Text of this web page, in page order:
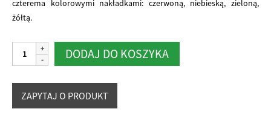
czterema kolorowymi nakładkami: czerwoną, niebieską, zieloną,
żółtą.
ilość
Jelly
Twist
DODAJ DO KOSZYKA